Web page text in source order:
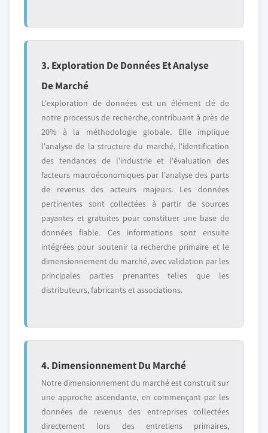
3. Exploration De Données Et Analyse
De Marché
L'exploration de données est un élément clé de
notre processus de recherche, contribuant à près de
20% à la méthodologie globale. Elle implique
l'analyse de la structure du marché, l'identification
des tendances de l'industrie et l'évaluation des
facteurs macroéconomiques par l'analyse des parts
de revenus des acteurs majeurs. Les données
pertinentes sont collectées à partir de sources
payantes et gratuites pour constituer une base de
données fiable. Ces informations sont ensuite
intégrées pour soutenir la recherche primaire et le
dimensionnement du marché, avec validation par les
principales parties prenantes telles que les
distributeurs, fabricants et associations.
4. Dimensionnement Du Marché
Notre dimensionnement du marché est construit sur
une approche ascendante, en commençant par les
données de revenus des entreprises collectées
directement lors des entretiens primaires,